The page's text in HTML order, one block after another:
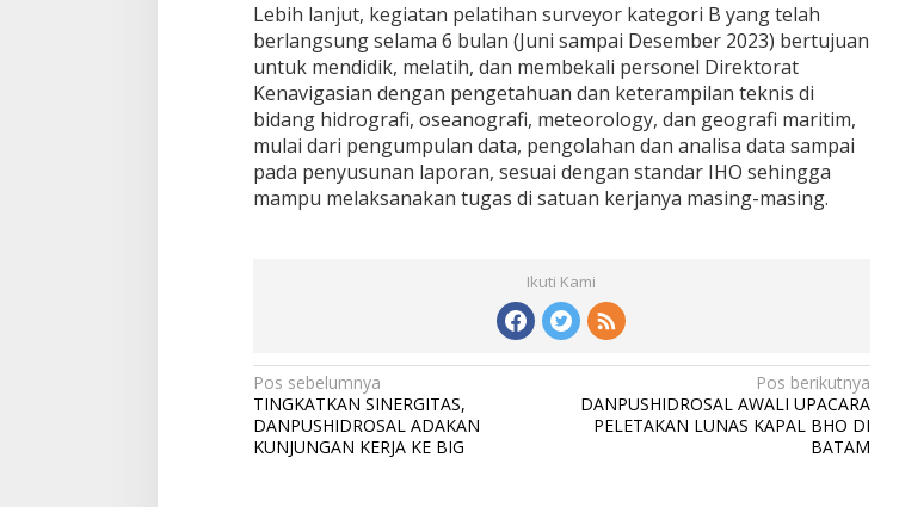
Lebih lanjut, kegiatan pelatihan surveyor kategori B yang telah
berlangsung selama 6 bulan (Juni sampai Desember 2023) bertujuan
untuk mendidik, melatih, dan membekali personel Direktorat
Kenavigasian dengan pengetahuan dan keterampilan teknis di
bidang hidrografi, oseanografi, meteorology, dan geografi maritim,
mulai dari pengumpulan data, pengolahan dan analisa data sampai
pada penyusunan laporan, sesuai dengan standar IHO sehingga
mampu melaksanakan tugas di satuan kerjanya masing-masing.
Ikuti Kami
N
a
v
Pos sebelumnya
TINGKATKAN SINERGITAS,
DANPUSHIDROSAL ADAKAN
KUNJUNGAN KERJA KE BIG
Pos berikutnya
DANPUSHIDROSAL AWALI UPACARA
PELETAKAN LUNAS KAPAL BHO DI
BATAM